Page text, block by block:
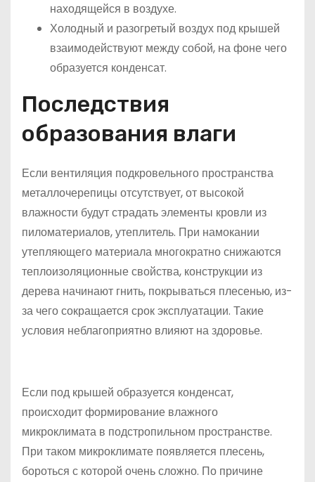
находящейся в воздухе.
Холодный и разогретый воздух под крышей
взаимодействуют между собой, на фоне чего
образуется конденсат.
Последствия
образования влаги
Если вентиляция подкровельного пространства
металлочерепицы отсутствует, от высокой
влажности будут страдать элементы кровли из
пиломатериалов, утеплитель. При намокании
утепляющего материала многократно снижаются
теплоизоляционные свойства, конструкции из
дерева начинают гнить, покрываться плесенью, из-
за чего сокращается срок эксплуатации. Такие
условия неблагоприятно влияют на здоровье.
Если под крышей образуется конденсат,
происходит формирование влажного
микроклимата в подстропильном пространстве.
При таком микроклимате появляется плесень,
бороться с которой очень сложно. По причине